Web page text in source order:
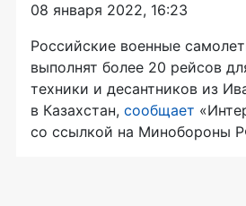
08 января 2022, 16:23
Российские военные
выполнят более 20 рейсов
техники и десантников из
в Казахстан, сообщает
со ссылкой на Минобороны